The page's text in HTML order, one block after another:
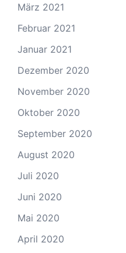
März 2021
Februar 2021
Januar 2021
Dezember 2020
November 2020
Oktober 2020
September 2020
August 2020
Juli 2020
Juni 2020
Mai 2020
April 2020